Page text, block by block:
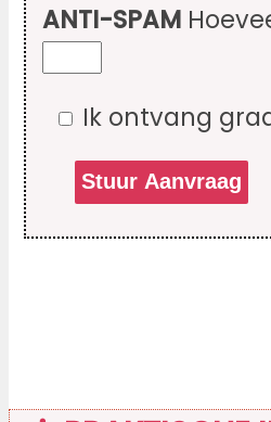
ANTI-SPAM
Ik ontvang